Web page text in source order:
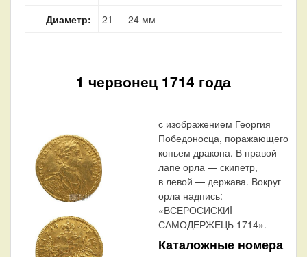
Диаметр:
21 — 24 мм
1 червонец 1714 года
с изображением Георгия
Победоносца, поражающего
копьем дракона. В правой
лапе орла — скипетр,
в левой — держава. Вокруг
орла надпись:
«ВСЕРОСИСКИI
САМОДЕРЖЕЦЬ 1714».
Каталожные номера